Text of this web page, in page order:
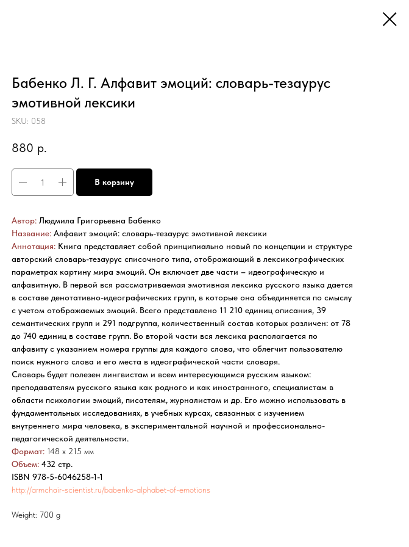
Бабенко Л. Г. Алфавит эмоций: словарь-тезаурус
эмотивной лексики
SKU: 058
880 р.
В корзину
Автор: Людмила Григорьевна Бабенко
Название: Алфавит эмоций: словарь-тезаурус эмотивной лексики
Аннотация: Книга представляет собой принципиально новый по концепции и структуре
авторский словарь-тезаурус списочного типа, отображающий в лексикографических
параметрах картину мира эмоций. Он включает две части – идеографическую и
алфавитную. В первой вся рассматриваемая эмотивная лексика русского языка дается
в составе денотативно-идеографических групп, в которые она объединяется по смыслу
с учетом отображаемых эмоций. Всего представлено 11 210 единиц описания, 39
семантических групп и 291 подгруппа, количественный состав которых различен: от 78
до 740 единиц в составе групп. Во второй части вся лексика располагается по
алфавиту с указанием номера группы для каждого слова, что облегчит пользователю
поиск нужного слова и его места в идеографической части словаря.
Словарь будет полезен лингвистам и всем интересующимся русским языком:
преподавателям русского языка как родного и как иностранного, специалистам в
области психологии эмоций, писателям, журналистам и др. Его можно использовать в
фундаментальных исследованиях, в учебных курсах, связанных с изучением
внутреннего мира человека, в экспериментальной научной и профессионально-
педагогической деятельности.
Формат: 148 х 215 мм
Объем: 432 стр.
ISBN 978-5-6046258-1-1
http://armchair-scientist.ru/babenko-alphabet-of-emotions
Weight: 700 g